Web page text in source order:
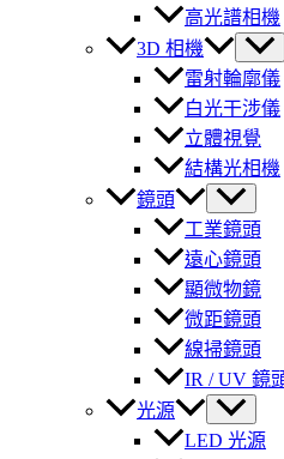
高光譜相機
3D 相機
雷射輪廓儀
白光干涉儀
立體視覺
結構光相機
鏡頭
工業鏡頭
遠心鏡頭
顯微物鏡
微距鏡頭
線掃鏡頭
IR / UV 鏡
光源
LED 光源